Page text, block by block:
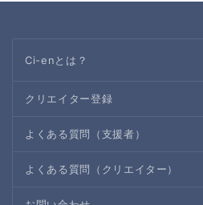
Ci-enとは？
クリエイター登録
よくある質問（支援者）
よくある質問（クリエイター）